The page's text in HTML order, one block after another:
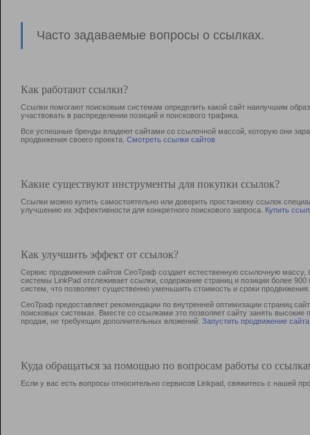
Часто задаваемые вопросы о ссылках.
Как работают ссылки?
Ссылки помогают поисковым системам определить какой сайт наилучшим
участвовать в раcпределении позиций и поискового трафика.
Все успешные бренды владеют сайтами со ссылочной массой, которую они
продвижения своего проекта. Смотреть ссылки сайтов
Какие существуют инструменты для покупки ссылок?
Ссылки можно купить самостоятельно или доверить простановку ссылок
улучшению их эффективности для конкретного поискового запроса. Купить
Как улучшить эффект от ссылок?
Сервис продвижения сайтов СеоТраф создает естественную ссылочную
системы LinkPad отслеживает ссылки, содержание страниц и позиции более
систем, что позволяет существенно уменьшить стоимость и сроки продвижения.
СеоТраф предоставляет рекомендации по внутренней оптимизации страниц
поисковых системах. Вместе со ссылками это позволяет сайту занять
продаж, не требующих дополнительных вложений. Запустить продвижение сайта
Куда обращаться за помощью по вопросам работы со
Если у вас есть вопросы относительно сервисов Linkpad, свяжитесь с нашей